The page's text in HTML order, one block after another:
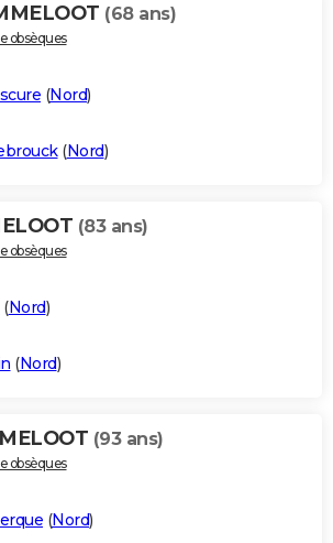
(68 ans)
obsèques
(Nord)
(Nord)
(83 ans)
obsèques
(Nord)
(Nord)
(93 ans)
obsèques
(Nord)